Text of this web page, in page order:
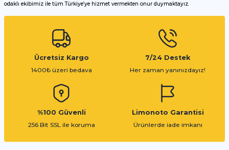
odaklı ekibimiz ile tüm Türkiye’ye hizmet vermekten onur duymaktayız.
Ücretsiz Kargo
1400₺ üzeri bedava
7/24 Destek
Her zaman yanınızdayız!
%100 Güvenli
256 Bit SSL ile koruma
Limonoto Garantisi
Ürünlerde iade imkanı